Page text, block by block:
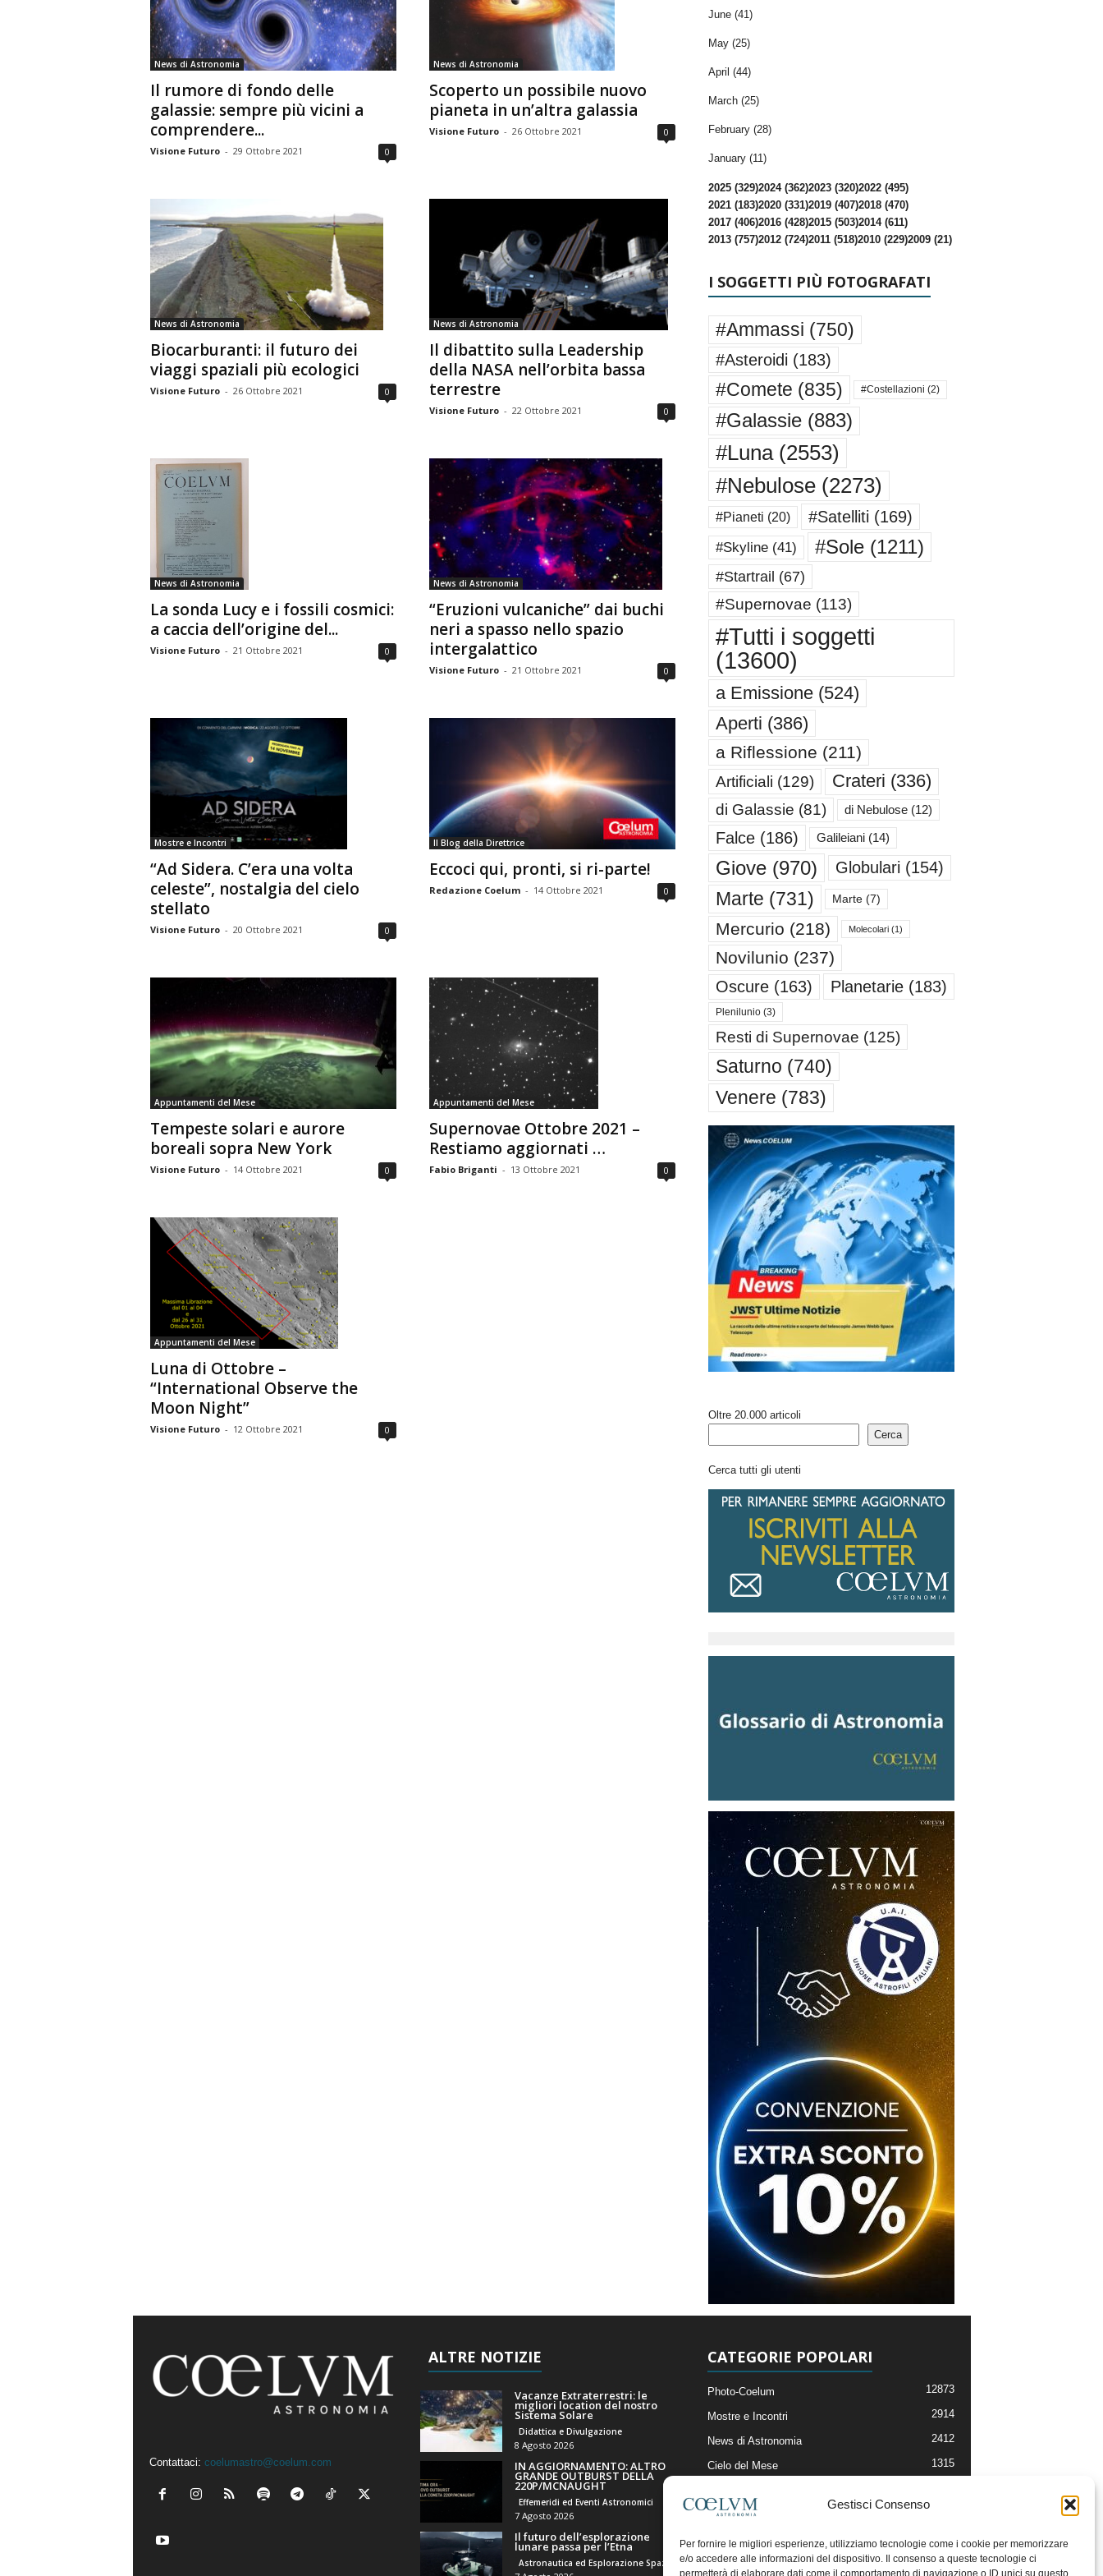
Gestisci Consenso
Per fornire le migliori esperienze, utilizziamo tecnologie come i cookie per memorizzare
e/o accedere alle informazioni del dispositivo. Il consenso a queste tecnologie ci
permetterà di elaborare dati come il comportamento di navigazione o ID unici su questo
n
o
m
i
a
News di Astronomia
Il rumore di fondo delle
galassie: sempre più vicini a
comprendere...
Visione Futuro - 29 Ottobre 2021 0
News di Astronomia
Scoperto un possibile nuovo
pianeta in un’altra galassia
Visione Futuro - 26 Ottobre 2021 0
News di Astronomia
Biocarburanti: il futuro dei
viaggi spaziali più ecologici
Visione Futuro - 26 Ottobre 2021 0
News di Astronomia
Il dibattito sulla Leadership
della NASA nell’orbita bassa
terrestre
Visione Futuro - 22 Ottobre 2021 0
News di Astronomia
La sonda Lucy e i fossili cosmici:
a caccia dell’origine del...
Visione Futuro - 21 Ottobre 2021 0
News di Astronomia
“Eruzioni vulcaniche” dai buchi
neri a spasso nello spazio
intergalattico
Visione Futuro - 21 Ottobre 2021 0
Mostre e Incontri
“Ad Sidera. C’era una volta
celeste”, nostalgia del cielo
stellato
Visione Futuro - 20 Ottobre 2021 0
Il Blog della Direttrice
Eccoci qui, pronti, si ri-parte!
Redazione Coelum - 14 Ottobre 2021 0
Appuntamenti del Mese
Tempeste solari e aurore
boreali sopra New York
Visione Futuro - 14 Ottobre 2021 0
Appuntamenti del Mese
Supernovae Ottobre 2021 –
Restiamo aggiornati …
Fabio Briganti - 13 Ottobre 2021 0
Appuntamenti del Mese
Luna di Ottobre –
“International Observe the
Moon Night”
Visione Futuro - 12 Ottobre 2021 0
June (41)
May (25)
April (44)
March (25)
February (28)
January (11)
2025 (329)2024 (362)2023 (320)2022 (495)
2021 (183)2020 (331)2019 (407)2018 (470)
2017 (406)2016 (428)2015 (503)2014 (611)
2013 (757)2012 (724)2011 (518)2010 (229)2009 (21)
I SOGGETTI PIÙ FOTOGRAFATI
#Ammassi (750)
#Asteroidi (183)
#Comete (835) #Costellazioni (2)
#Galassie(883)
#Luna(2553)
#Nebulose(2273)
#Pianeti (20) #Satelliti (169)
#Skyline(41) #Sole(1211)
#Startrail (67)
#Supernovae (113)
#Tutti i soggetti
(13600)
a Emissione(524)
Aperti (386)
a Riflessione (211)
Artificiali (129) Crateri (336)
di Galassie (81) di Nebulose(12)
Falce(186) Galileiani(14)
Giove(970) Globulari (154)
Marte (731) Marte(7)
Mercurio (218) Molecolari(1)
Novilunio (237)
Oscure(163) Planetarie(183)
Plenilunio(3)
Resti di Supernovae (125)
Saturno (740)
Venere (783)
Oltre 20.000 articoli
Cerca
Cerca tutti gli utenti
Contattaci: coelumastro@coelum.com
ALTRE NOTIZIE
Vacanze Extraterrestri: le
migliori location del nostro
Sistema Solare
Didattica e Divulgazione
8 Agosto 2026
IN AGGIORNAMENTO: ALTRO
GRANDE OUTBURST DELLA
220P/MCNAUGHT
Effemeridi ed Eventi Astronomici
7 Agosto 2026
Il futuro dell’esplorazione
lunare passa per l’Etna
CATEGORIE POPOLARI
Photo-Coelum 12873
Mostre e Incontri 2914
News di Astronomia 2412
Cielo del Mese 1315
Articoli e Risorse On-Line
Il Blog della Redazione